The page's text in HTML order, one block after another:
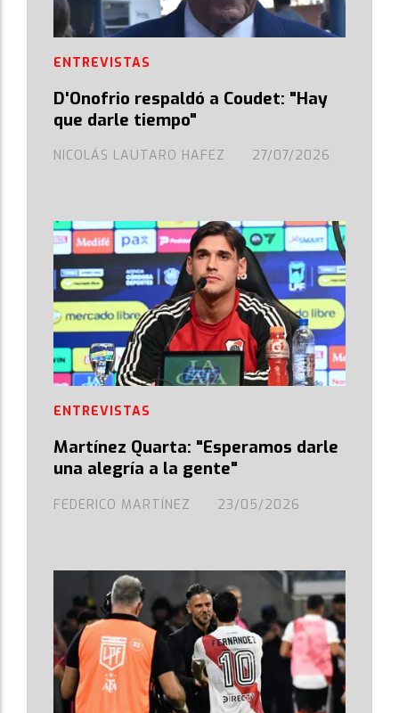
D'Onofrio respaldó a Coudet: "Hay
que darle tiempo"
NICOLÁS LAUTARO HAFEZ
ENTREVISTAS
27/07/2026
Martínez Quarta: "Esperamos darle
una alegría a la gente"
FEDERICO MARTÍNEZ
ENTREVISTAS
23/05/2026